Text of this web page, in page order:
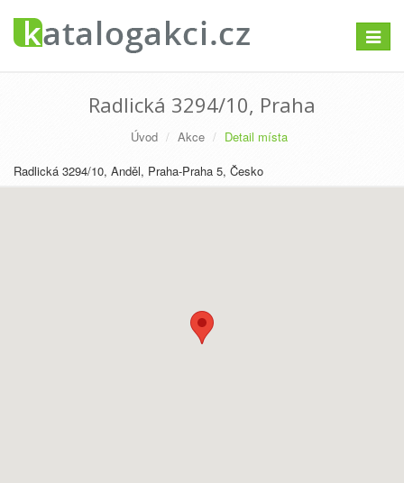
Radlická 3294/10, Praha
Úvod Akce
Detail místa
Radlická 3294/10, Anděl, Praha-Praha 5, Česko